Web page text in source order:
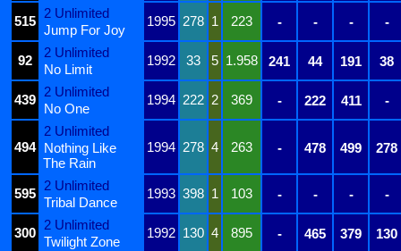
515
2 Unlimited
1995 278 1 223 - - - -
Jump For Joy
92
2 Unlimited
1992 33 5 1.958 241 44 191 38
No Limit
439
2 Unlimited
1994 222 2 369 - 222 411 -
No One
494
2 Unlimited
1994 278 4 263 - 478 499 278
Nothing Like
The Rain
595
2 Unlimited
1993 398 1 103 - - - -
Tribal Dance
300
2 Unlimited
1992 130 4 895 - 465 379 130
Twilight Zone